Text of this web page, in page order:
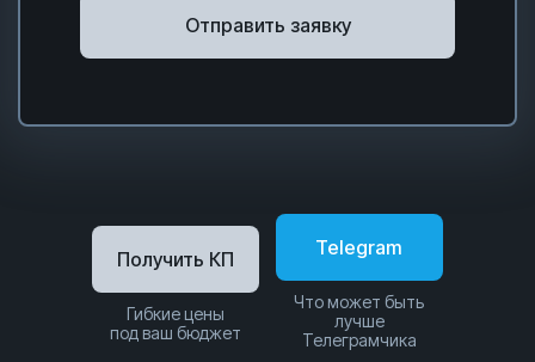
Отправить заявку
Telegram
Что может быть
лучше
Телеграмчика
Получить КП
Гибкие цены
под ваш бюджет